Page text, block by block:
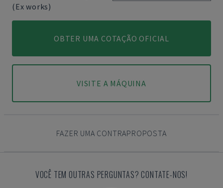
(Ex works)
OBTER UMA COTAÇÃO OFICIAL
VISITE A MÁQUINA
FAZER UMA CONTRAPROPOSTA
VOCÊ TEM OUTRAS PERGUNTAS? CONTATE-NOS!